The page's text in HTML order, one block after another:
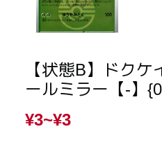
【状態B】ドク
ールミラー【-】
¥3~¥3